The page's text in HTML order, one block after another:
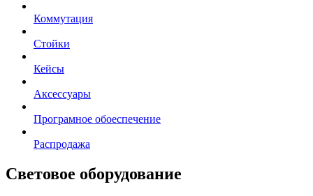
Коммутация
Стойки
Кейсы
Аксессуары
Програмное обоеспечение
Распродажа
Световое оборудование